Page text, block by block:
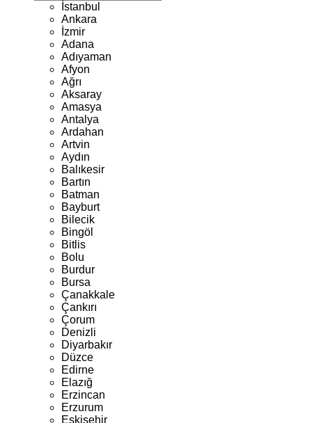
İstanbul
Ankara
İzmir
Adana
Adıyaman
Afyon
Ağrı
Aksaray
Amasya
Antalya
Ardahan
Artvin
Aydın
Balıkesir
Bartın
Batman
Bayburt
Bilecik
Bingöl
Bitlis
Bolu
Burdur
Bursa
Çanakkale
Çankırı
Çorum
Denizli
Diyarbakır
Düzce
Edirne
Elazığ
Erzincan
Erzurum
Eskişehir